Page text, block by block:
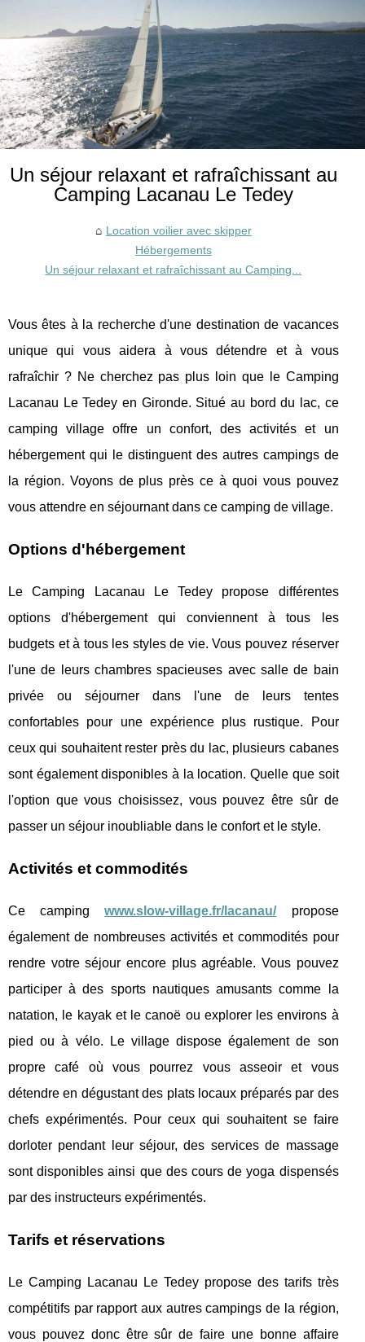
Un séjour relaxant et rafraîchissant au
Camping Lacanau Le Tedey
Location voilier avec skipper
Hébergements
Un séjour relaxant et rafraîchissant au Camping...
Vous êtes à la recherche d'une destination de vacances
unique qui vous aidera à vous détendre et à vous
rafraîchir ? Ne cherchez pas plus loin que le Camping
Lacanau Le Tedey en Gironde. Situé au bord du lac, ce
camping village offre un confort, des activités et un
hébergement qui le distinguent des autres campings de
la région. Voyons de plus près ce à quoi vous pouvez
vous attendre en séjournant dans ce camping de village.
Options d'hébergement
Le Camping Lacanau Le Tedey propose différentes
options d'hébergement qui conviennent à tous les
budgets et à tous les styles de vie. Vous pouvez réserver
l'une de leurs chambres spacieuses avec salle de bain
privée ou séjourner dans l'une de leurs tentes
confortables pour une expérience plus rustique. Pour
ceux qui souhaitent rester près du lac, plusieurs cabanes
sont également disponibles à la location. Quelle que soit
l'option que vous choisissez, vous pouvez être sûr de
passer un séjour inoubliable dans le confort et le style.
Activités et commodités
Ce campingwww.slow-village.fr/lacanau/propose
également de nombreuses activités et commodités pour
rendre votre séjour encore plus agréable. Vous pouvez
participer à des sports nautiques amusants comme la
natation, le kayak et le canoë ou explorer les environs à
pied ou à vélo. Le village dispose également de son
propre café où vous pourrez vous asseoir et vous
détendre en dégustant des plats locaux préparés par des
chefs expérimentés. Pour ceux qui souhaitent se faire
dorloter pendant leur séjour, des services de massage
sont disponibles ainsi que des cours de yoga dispensés
par des instructeurs expérimentés.
Tarifs et réservations
Le Camping Lacanau Le Tedey propose des tarifs très
compétitifs par rapport aux autres campings de la région,
vous pouvez donc être sûr de faire une bonne affaire